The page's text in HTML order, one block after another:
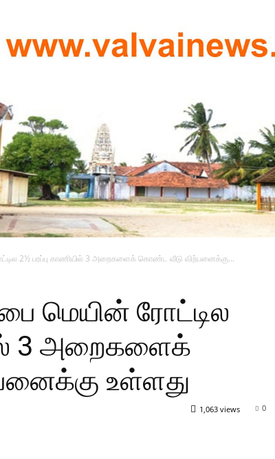
2½ பரப்பு காணியில் 3 அறைகளைக் கொண்ட வீடு விற்பனைக்கு...
மெயின் ரோட்டில
3 அறைகளைக்
உள்ளது
0
1,063 views